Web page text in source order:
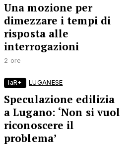
Una mozione per
dimezzare i tempi di
risposta alle
interrogazioni
2 ore
laR+ LUGANESE
Speculazione edilizia
a Lugano: ‘Non si vuol
riconoscere il
problema’